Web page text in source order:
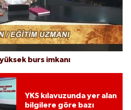
burs imkanı
YKS kılavuzunda yer alan
bilgilere göre bazı